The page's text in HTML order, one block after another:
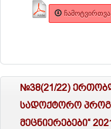
ᲩᲐᲛᲝᲢᲕᲘᲠᲗᲕᲐ
№38(21/22)
სადოქტორო
მეცნიერებები“